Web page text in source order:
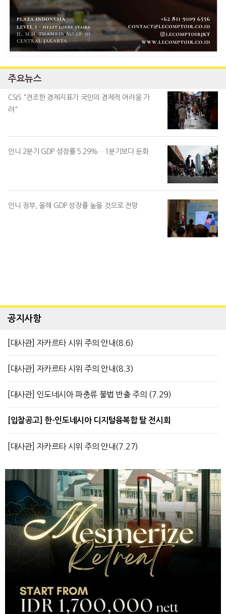
주요뉴스
CSIS "견조한 경제지표가 국민의 경제적 어려움 가
려"
인니 2분기 GDP 성장률 5.29%…1분기보다 둔화
인니 정부, 올해 GDP 성장률 높을 것으로 전망
공지사항
[대사관] 자카르타 시위 주의 안내(8.6)
[대사관] 자카르타 시위 주의 안내(8.3)
[대사관] 인도네시아 파충류 불법 반출 주의 (7.29)
[입찰공고] 한-인도네시아 디지털융복합 탈 전시회
[대사관] 자카르타 시위 주의 안내(7.27)